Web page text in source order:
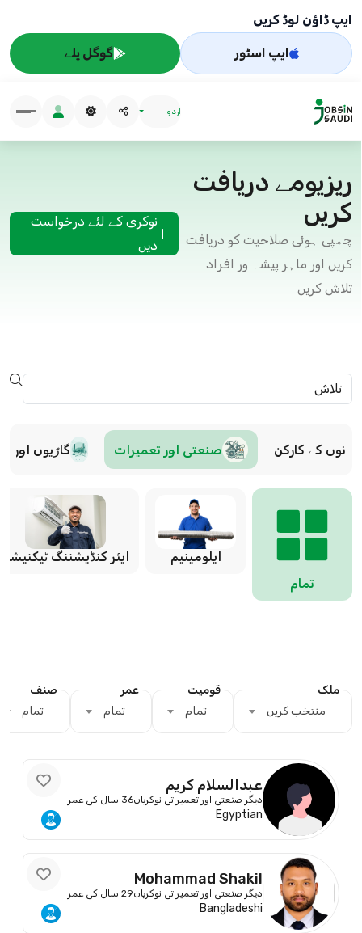
ایپ ڈاؤن لوڈ کریں
ایپ اسٹور گوگل پلے
اردو
ریزیومے دریافت
کریں
چھپی ہوئی صلاحیت کو دریافت
کریں اور ماہر پیشہ ور افراد
تلاش کریں
نوکری کے لئے درخواست
دیں
کے کارکن صنعتی اور تعمیرات گاڑیوں اور
تمام
ایلومینیم ایئر کنڈیشننگ ٹیکنیشن
ملک
منتخب کریں
قومیت
تمام
عمر
تمام
صنف
تمام
عبدالسلام كريم
دیگر صنعتی اور تعمیراتی نوکریاں36 سال کی عمر
Egyptian
Mohammad Shakil
دیگر صنعتی اور تعمیراتی نوکریاں29 سال کی عمر
Bangladeshi